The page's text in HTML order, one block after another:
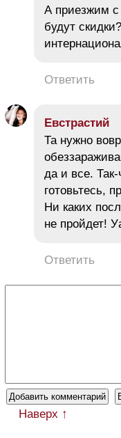
А приезжим с
будут
Ответить
Евстрастий
Та нужно
да и все.
готовьтесь,
Ни каких
не пройдет!
Ответить
Наверх ↑